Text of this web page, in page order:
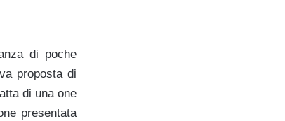
di poche
proposta di
di una one
presentata